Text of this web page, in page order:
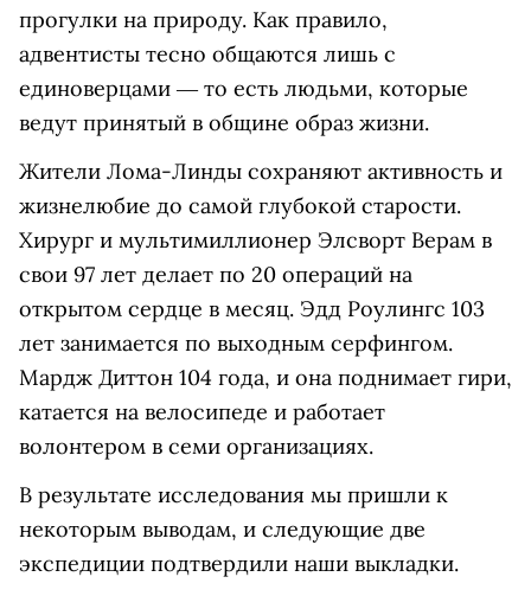
прогулки на природу. Как правило,
адвентисты тесно общаются лишь с
единоверцами ― то есть людьми, которые
ведут принятый в общине образ жизни.
Жители Лома-Линды сохраняют активность и
жизнелюбие до самой глубокой старости.
Хирург и мультимиллионер Элсворт Верам в
свои 97 лет делает по 20 операций на
открытом сердце в месяц. Эдд Роулингс 103
лет занимается по выходным серфингом.
Мардж Диттон 104 года, и она поднимает гири,
катается на велосипеде и работает
волонтером в семи организациях.
В результате исследования мы пришли к
некоторым выводам, и следующие две
экспедиции подтвердили наши выкладки.